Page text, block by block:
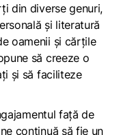
din diverse genuri,
și literatură
oamenii și cărțile
să creeze o
și să faciliteze
față de
continuă să fie un